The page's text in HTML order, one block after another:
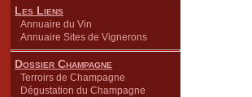
Les Liens
Annuaire du Vin
Annuaire Sites de Vignerons
Dossier Champagne
Terroirs de Champagne
Dégustation du Champagne